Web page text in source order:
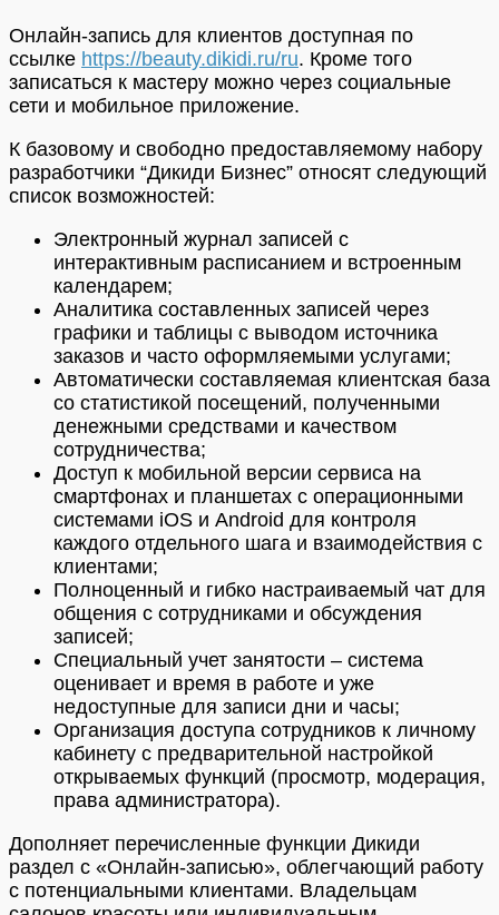
Онлайн-запись для клиентов доступная по
ссылке https://beauty.dikidi.ru/ru. Кроме того
записаться к мастеру можно через социальные
сети и мобильное приложение.
К базовому и свободно предоставляемому набору
разработчики “Дикиди Бизнес” относят следующий
список возможностей:
Электронный журнал записей с
интерактивным расписанием и встроенным
календарем;
Аналитика составленных записей через
графики и таблицы с выводом источника
заказов и часто оформляемыми услугами;
Автоматически составляемая клиентская база
со статистикой посещений, полученными
денежными средствами и качеством
сотрудничества;
Доступ к мобильной версии сервиса на
смартфонах и планшетах с операционными
системами iOS и Android для контроля
каждого отдельного шага и взаимодействия с
клиентами;
Полноценный и гибко настраиваемый чат для
общения с сотрудниками и обсуждения
записей;
Специальный учет занятости – система
оценивает и время в работе и уже
недоступные для записи дни и часы;
Организация доступа сотрудников к личному
кабинету с предварительной настройкой
открываемых функций (просмотр, модерация,
права администратора).
Дополняет перечисленные функции Дикиди
раздел с «Онлайн-записью», облегчающий работу
с потенциальными клиентами. Владельцам